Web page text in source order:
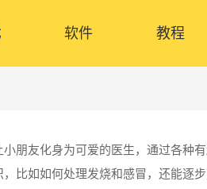
软件 教程
朋友化身为可爱的医生，通过各种
比如如何处理发烧和感冒，还能逐